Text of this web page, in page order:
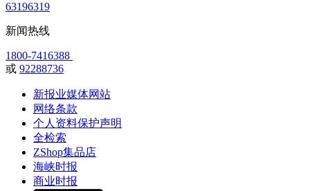
63196319
新闻热线
1800-7416388
或 92288736
新报业媒体网站
网络条款
个人资料保护声明
全检索
ZShop集品店
海峡时报
商业时报